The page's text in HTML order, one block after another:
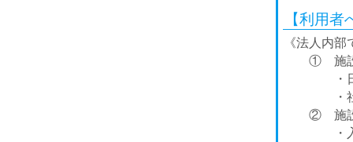
【利用
《法人内
① 施設が
・日常
・社会
② 施設
・入退